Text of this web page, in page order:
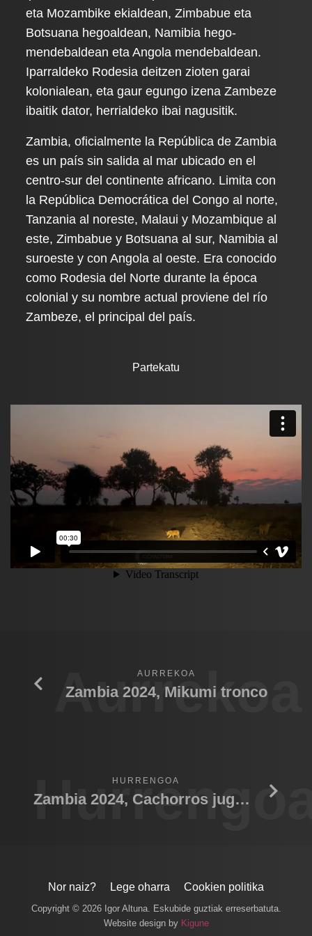
eta Mozambike ekialdean, Zimbabue eta
Botsuana hegoaldean, Namibia hego-
mendebaldean eta Angola mendebaldean.
Iparraldeko Rodesia deitzen zioten garai
kolonialean, eta gaur egungo izena Zambeze
ibaitik dator, herrialdeko ibai nagusitik.
Zambia, oficialmente la República de Zambia
es un país sin salida al mar ubicado en el
centro-sur del continente africano. Limita con
la República Democrática del Congo al norte,
Tanzania al noreste, Malaui y Mozambique al
este, Zimbabue y Botsuana al sur, Namibia al
suroeste y con Angola al oeste. Era conocido
como Rodesia del Norte durante la época
colonial y su nombre actual proviene del río
Zambeze, el principal del país.
Partekatu
Aurrekoa
AURREKOA
Zambia 2024, Mikumi tronco
HURRENGOA
Zambia 2024, Cachorros jugando 01
Nor naiz? Lege oharra Cookien politika
Copyright © 2026 Igor Altuna. Eskubide guztiak erreserbatuta.
Website design by Kigune